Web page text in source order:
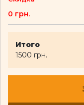
Итого
1500 грн.